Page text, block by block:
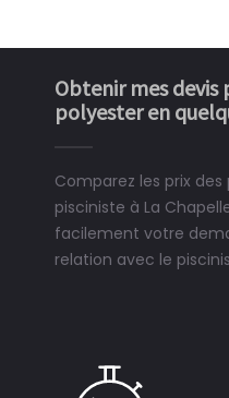
Obtenir mes devis
polyester en
Comparez les prix
pisciniste à La
facilement votre
relation avec le